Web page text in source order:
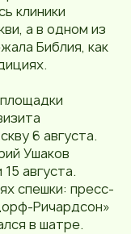
клиники
а в одном из
Библия, как
6 августа.
Ушаков
августа.
спешки: пресс-
Ричардсон»
в шатре.